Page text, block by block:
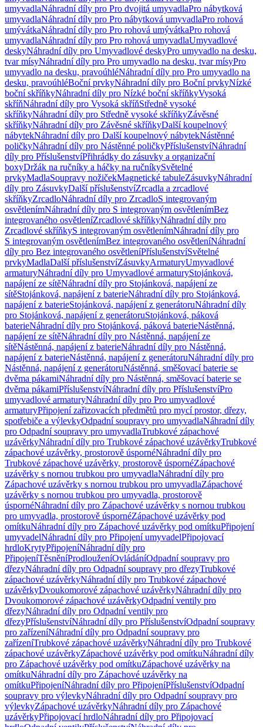
umyvadlaNáhradní díly pro Pro dvojitá umyvadlaPro nábytková
umyvadlaNáhradní díly pro Pro nábytková umyvadlaPro rohová
umývátkaNáhradní díly pro Pro rohová umývátkaPro rohová
umyvadlaNáhradní díly pro Pro rohová umyvadlaUmyvadlové
deskyNáhradní díly pro Umyvadlové deskyPro umyvadlo na desku,
tvar mísyNáhradní díly pro Pro umyvadlo na desku, tvar mísyPro
umyvadlo na desku, pravoúhléNáhradní díly pro Pro umyvadlo na
desku, pravoúhléBoční prvkyNáhradní díly pro Boční prvkyNízké
boční skříňkyNáhradní díly pro Nízké boční skříňkyVysoká
skříňNáhradní díly pro Vysoká skříňStředně vysoké
skříňkyNáhradní díly pro Středně vysoké skříňkyZávěsné
skříňkyNáhradní díly pro Závěsné skříňkyDalší koupelnový
nábytekNáhradní díly pro Další koupelnový nábytekNástěnné
poličkyNáhradní díly pro Nástěnné poličkyPříslušenstvíNáhradní
díly pro PříslušenstvíPřihrádky do zásuvky a organizační
boxyDržák na ručníky a háčky na ručníkySvětelné
prvkyMadlaSoupravy nožičekMagnetické tabuleZásuvkyNáhradní
díly pro ZásuvkyDalší příslušenstvíZrcadla a zrcadlové
skříňkyZrcadloNáhradní díly pro ZrcadloS integrovaným
osvětlenímNáhradní díly pro S integrovaným osvětlenímBez
integrovaného osvětleníZrcadlové skříňkyNáhradní díly pro
Zrcadlové skříňkyS integrovaným osvětlenímNáhradní díly pro
S integrovaným osvětlenímBez integrovaného osvětleníNáhradní
díly pro Bez integrovaného osvětleníPříslušenstvíSvětelné
prvkyMadlaDalší příslušenstvíZásuvkyArmaturyUmyvadlové
armaturyNáhradní díly pro Umyvadlové armaturyStojánková,
napájení ze sítěNáhradní díly pro Stojánková, napájení ze
sítěStojánková, napájení z baterieNáhradní díly pro Stojánková,
napájení z baterieStojánková, napájení z generátoruNáhradní díly
pro Stojánková, napájení z generátoruStojánková, páková
baterieNáhradní díly pro Stojánková, páková baterieNástěnná,
napájení ze sítěNáhradní díly pro Nástěnná, napájení ze
sítěNástěnná, napájení z baterieNáhradní díly pro Nástěnná,
napájení z baterieNástěnná, napájení z generátoruNáhradní díly pro
Nástěnná, napájení z generátoruNástěnná, směšovací baterie se
dvěma pákamiNáhradní díly pro Nástěnná, směšovací baterie se
dvěma pákamiPříslušenstvíNáhradní díly pro PříslušenstvíPro
umyvadlové armaturyNáhradní díly pro Pro umyvadlové
armaturyPřipojení zařizovacích předmětů pro mycí prostor, dřezy,
spotřebiče a výlevkyOdpadní soupravy pro umyvadlaNáhradní díly
pro Odpadní soupravy pro umyvadlaTrubkové zápachové
uzávěrkyNáhradní díly pro Trubkové zápachové uzávěrkyTrubkové
zápachové uzávěrky, prostorově úspornéNáhradní díly pro
Trubkové zápachové uzávěrky, prostorově úspornéZápachové
uzávěrky s nornou trubkou pro umyvadlaNáhradní díly pro
Zápachové uzávěrky s nornou trubkou pro umyvadlaZápachové
uzávěrky s nornou trubkou pro umyvadla, prostorově
úspornéNáhradní díly pro Zápachové uzávěrky s nornou trubkou
pro umyvadla, prostorově úspornéZápachové uzávěrky pod
omítkuNáhradní díly pro Zápachové uzávěrky pod omítkuPřipojení
umyvadelNáhradní díly pro Připojení umyvadelPřipojovací
hrdloKrytyPřipojeníNáhradní díly pro
PřipojeníTěsněníProdlouženíOvládáníOdpadní soupravy pro
dřezyNáhradní díly pro Odpadní soupravy pro dřezyTrubkové
zápachové uzávěrkyNáhradní díly pro Trubkové zápachové
uzávěrkyDvoukomorové zápachové uzávěrkyNáhradní díly pro
Dvoukomorové zápachové uzávěrkyOdpadní ventily pro
dřezyNáhradní díly pro Odpadní ventily pro
dřezyPříslušenstvíNáhradní díly pro PříslušenstvíOdpadní soupravy
pro zařízeníNáhradní díly pro Odpadní soupravy pro
zařízeníTrubkové zápachové uzávěrkyNáhradní díly pro Trubkové
zápachové uzávěrkyZápachové uzávěrky pod omítkuNáhradní díly
pro Zápachové uzávěrky pod omítkuZápachové uzávěrky na
omítkuNáhradní díly pro Zápachové uzávěrky na
omítkuPřipojeníNáhradní díly pro PřipojeníPříslušenstvíOdpadní
soupravy pro výlevkyNáhradní díly pro Odpadní soupravy pro
výlevkyZápachové uzávěrkyNáhradní díly pro Zápachové
uzávěrkyPřipojovací hrdloNáhradní díly pro Připojovací